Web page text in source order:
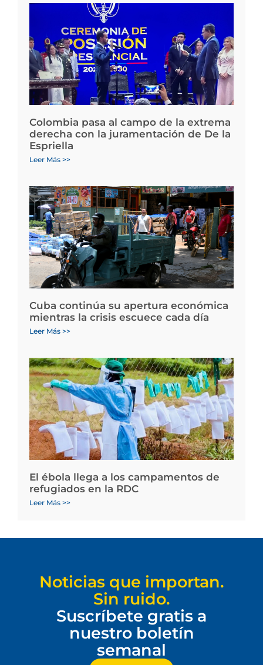
Colombia pasa al campo de la extrema
derecha con la juramentación de De la
Espriella
Leer Más >>
Cuba continúa su apertura económica
mientras la crisis escuece cada día
Leer Más >>
El ébola llega a los campamentos de
refugiados en la RDC
Leer Más >>
Noticias que importan.
Sin ruido.
Suscríbete gratis a
nuestro boletín
semanal